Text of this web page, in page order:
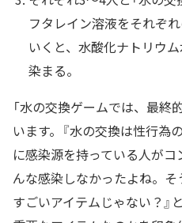
フタレイン溶液をそれぞ
いくと、水酸化ナトリウ
染まる。
「水の交換ゲームでは、最終
います。『水の交換は性行為
に感染源を持っている人が
んな感染しなかったよね。
すごいアイテムじゃない？』